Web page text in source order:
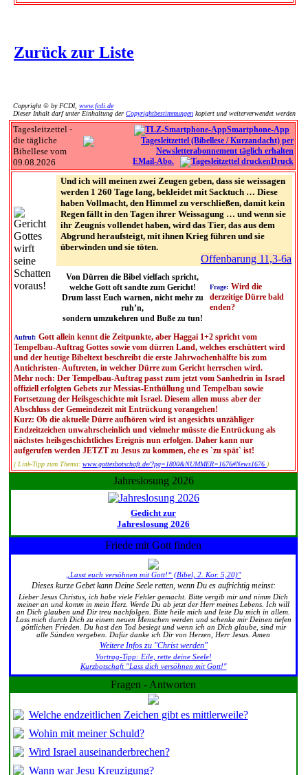
Zurück zur Liste
Copyright © by FCDI, www.fcdi.de
Dieser Inhalt darf unter Einhaltung der Copyrightbestimmungen kopiert und weiterverwendet werden
Tagesleitzettel -
die tägliche
Bibellese vom
09.08.2026
Smartphone-App
EMail-Abo. Druck
Und ich will meinen zwei Zeugen geben, dass sie weissagen
werden 1 260 Tage lang, bekleidet mit Sacktuch … Diese
haben Vollmacht, den Himmel zu verschließen, damit kein
Regen fällt in den Tagen ihrer Weissagung … und wenn sie
ihr Zeugnis vollendet haben, wird das Tier, das aus dem
Abgrund heraufsteigt, mit ihnen Krieg führen und sie
überwinden und sie töten.
Offenbarung 11,3-6a
Von Dürren die Bibel vielfach spricht,
welche Gott oft sandte zum Gericht!
Drum lasst Euch warnen, nicht mehr zu
ruh’n,
sondern umzukehren und Buße zu tun!
Frage: Wird die
derzeitige Dürre bald
enden?
Aufruf: Gott allein kennt die Zeitpunkte, aber Haggai 1+2 spricht vom
Tempelbau-Auftrag Gottes sowie vom dürren Land, welches erschüttert wird
und der heutige Bibeltext beschreibt die erste Jahrwochenhälfte bis zum
Antichristen- Auftreten, in welcher Dürre zum Gericht herrschen wird.
Mehr noch: Der Tempelbau-Auftrag passt zum jetzt vom Sanhedrin in Israel
offiziell erfolgten Gebets zur Messias-Enthüllung und Tempelbau sowie
Fortsetzung der Heilsgeschichte mit Israel. Diesem allen muss aber der
Abschluss der Gemeindezeit mit Entrückung vorangehen!
Kurz: Ob die aktuelle Dürre aufhören wird ist angesichts unzähliger
Endzeitzeichen unwahrscheinlich und vielmehr müsste die Entrückung als
nächstes heilsgeschichtliches Ereignis nun erfolgen. Daher kann nur
aufgerufen werden JETZT zu Jesus zu kommen, ehe es `zu spät` ist!
( Link-Tipp zum Thema: www.gottesbotschaft.de/?pg=1800&NUMMER=1676#News1676 )
Jahreslosung 2026
Gedicht zur
Jahreslosung 2026
Friede mit Gott finden
„Lasst euch versöhnen mit Gott!“ (Bibel, 2. Kor. 5,20)"
Dieses kurze Gebet kann Deine Seele retten, wenn Du es aufrichtig meinst:
Lieber Jesus Christus, ich habe viele Fehler gemacht. Bitte vergib mir und nimm Dich
meiner an und komm in mein Herz. Werde Du ab jetzt der Herr meines Lebens. Ich will
an Dich glauben und Dir treu nachfolgen. Bitte heile mich und leite Du mich in allem.
Lass mich durch Dich zu einem neuen Menschen werden und schenke mir Deinen tiefen
göttlichen Frieden. Du hast den Tod besiegt und wenn ich an Dich glaube, sind mir
alle Sünden vergeben. Dafür danke ich Dir von Herzen, Herr Jesus. Amen
Weitere Infos zu "Christ werden"
Vortrag-Tipp: Eile, rette deine Seele!
Kurzbotschaft "Lass dich versöhnen mit Gott!"
Fragen - Antworten
Welche endzeitlichen Zeichen gibt es mittlerweile?
Wohin mit meiner Schuld?
Wird Israel auseinanderbrechen?
Wann war Jesu Kreuzigung?